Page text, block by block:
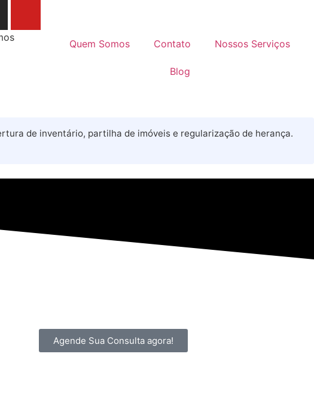
Quem Somos Contato Nossos Serviços
Blog
de inventário, partilha de imóveis e regularização de herança.
Agende Sua Consulta agora!